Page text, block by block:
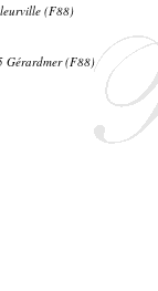
(F88)
Gérardmer (F88)